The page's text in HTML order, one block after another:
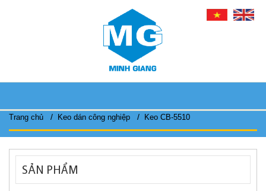
Trang chủ / Keo dán công nghiệp / Keo CB-5510
SẢN PHẨM